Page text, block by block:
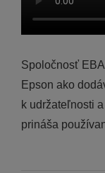
Spoločnosť
Epson ako
k udržateľnosti
prináša